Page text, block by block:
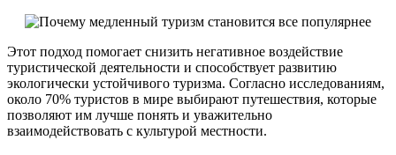
Этот подход помогает снизить негативное воздействие
туристической деятельности и способствует развитию
экологически устойчивого туризма. Согласно исследованиям,
около 70% туристов в мире выбирают путешествия, которые
позволяют им лучше понять и уважительно
взаимодействовать с культурой местности.